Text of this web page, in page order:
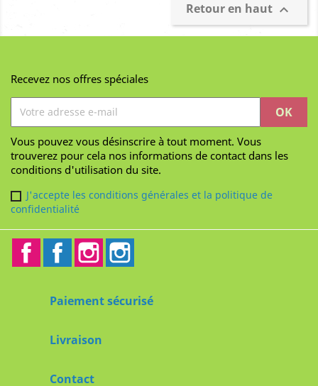
Retour en haut 
Recevez nos offres spéciales
Vous pouvez vous désinscrire à tout moment. Vous
trouverez pour cela nos informations de contact dans les
conditions d'utilisation du site.
J'accepte les conditions générales et la politique de
confidentialité
FacebookFacebook2Instagram
Paiement sécurisé
Livraison
Contact